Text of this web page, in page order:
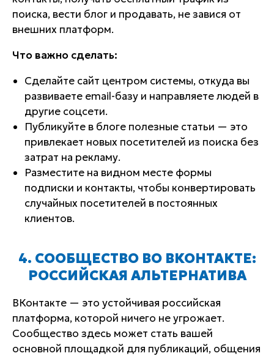
поиска, вести блог и продавать, не завися от
внешних платформ.
Что важно сделать:
Сделайте сайт центром системы, откуда вы
развиваете email-базу и направляете людей в
другие соцсети.
Публикуйте в блоге полезные статьи — это
привлекает новых посетителей из поиска без
затрат на рекламу.
Разместите на видном месте формы
подписки и контакты, чтобы конвертировать
случайных посетителей в постоянных
клиентов.
4. СООБЩЕСТВО ВО ВКОНТАКТЕ:
РОССИЙСКАЯ АЛЬТЕРНАТИВА
ВКонтакте — это устойчивая российская
платформа, которой ничего не угрожает.
Сообщество здесь может стать вашей
основной площадкой для публикаций, общения